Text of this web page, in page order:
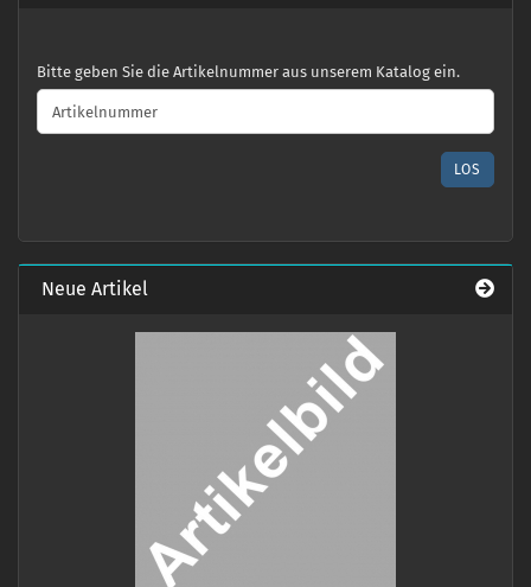
BITTE
GEBEN
SIE
DIE
EIN.
Bitte geben Sie die Artikelnummer aus unserem Katalog ein.
LOS
Neue Artikel